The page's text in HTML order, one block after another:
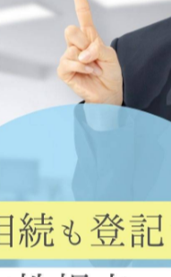
尼崎市や明石市では
に合う情報を選ぶのが…
終活と回想を通
る方法
2026/06/26
終活と回想について、
たい想いがあっても